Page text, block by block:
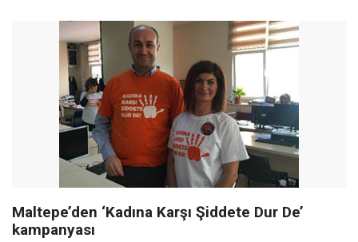
Maltepe’den ‘Kadına Karşı Şiddete Dur De’
kampanyası